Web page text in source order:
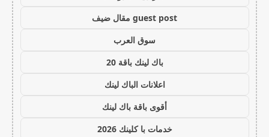
guest post مقال ضيف
سوق العرب
باك لينك باقة 20
اعلانات الباك لينك
أقوى باقة باك لينك
خدمات با كلينك 2026